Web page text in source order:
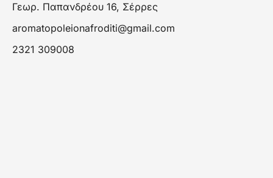
Γεωρ. Παπανδρέου 16, Σέρρες
aromatopoleionafroditi@gmail.com
2321 309008